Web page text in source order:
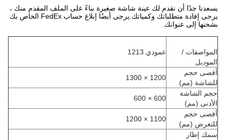
يسعدنا جدًا أن نقدم لك عينة شاشة صغيرة بناءً على الملف المقدم منك ،
يرجى إفادة متطلباتك وكمياتك.يرجى أيضًا إبلاغ حساب FedEx الخاص بك
بشحنها إلى عنوانك.
المواصفات /
الموديل
عمودي 1213
أقصى حجم
للشاشة (مم)
1200 × 1300
حجم الشاشة
الأدنى (مم)
600 × 600
أقصى حجم
للتعرض (مم)
1100 × 1200
سمك إطار